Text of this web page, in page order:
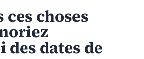
choses
dates de